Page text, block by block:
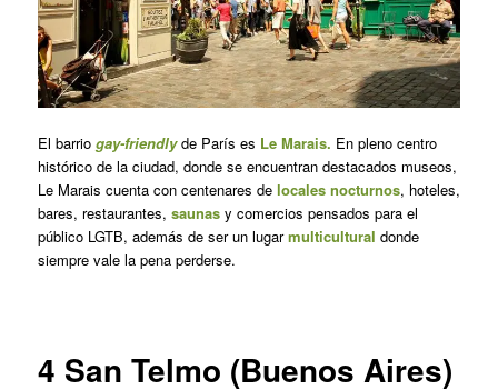
El barrio gay-friendlyde París es Le Marais. En pleno centro
histórico de la ciudad, donde se encuentran destacados museos,
Le Marais cuenta con centenares de locales nocturnos, hoteles,
bares, restaurantes, saunasy comercios pensados para el
público LGTB, además de ser un lugarmulticultural donde
siempre vale la pena perderse.
4 San Telmo (Buenos Aires)